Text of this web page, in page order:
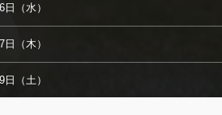
日（水）
日（木）
日（土）